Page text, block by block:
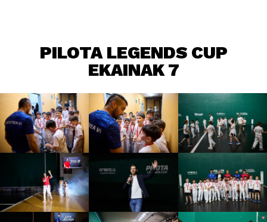
PILOTA LEGENDS CUP
EKAINAK 7